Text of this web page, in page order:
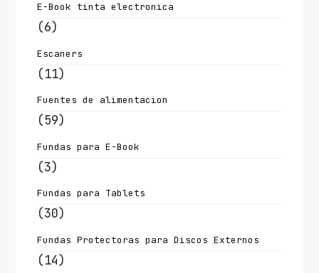
E-Book tinta electronica
(6)
Escaners
(11)
Fuentes de alimentacion
(59)
Fundas para E-Book
(3)
Fundas para Tablets
(30)
Fundas Protectoras para Discos Externos
(14)